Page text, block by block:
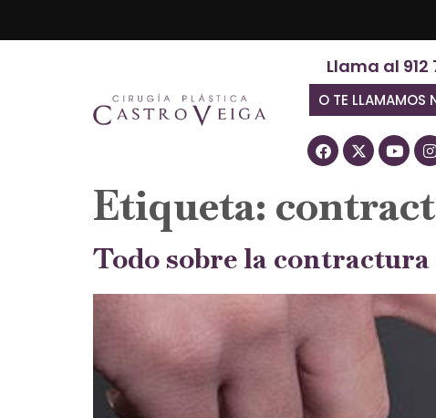
Llama al 912
O TE LLAMAMOS
Etiqueta:
Todo sobre la